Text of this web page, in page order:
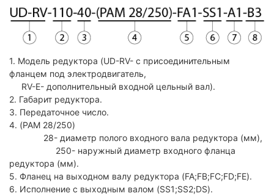
1. Модель редуктора (UD-RV- с присоединительным
фланцем под электродвигатель,
RV-E- дополнительный входной цельный вал).
2. Габарит редуктора.
3. Передаточное число.
4. (PAM 28/250)
28- диаметр полого входного вала редуктора (мм),
250- наружный диаметр входного фланца
редуктора (мм).
5. Фланец на выходном валу редуктора (FA;FB;FC;FD;FE).
6. Исполнение с выходным валом (SS1;SS2;DS).